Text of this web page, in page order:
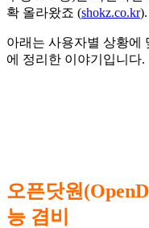
확 올라왔죠 (shokz.co.kr).
아래는 사용자별 상황에
에 정리한 이야기입니다.
오픈닷원
능 겸비